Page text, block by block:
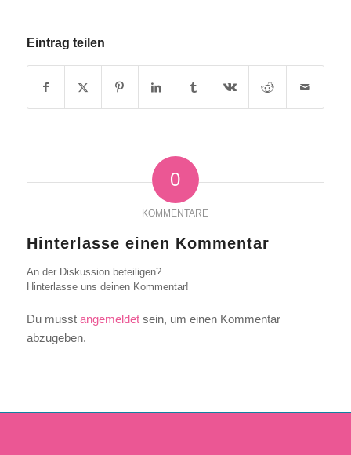
Eintrag teilen
0
KOMMENTARE
Hinterlasse einen Kommentar
An der Diskussion beteiligen?
Hinterlasse uns deinen Kommentar!
Du musst angemeldetsein, um einen Kommentar
abzugeben.